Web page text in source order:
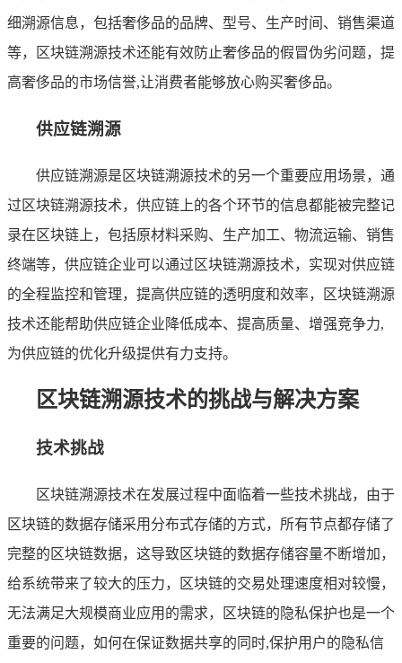
细溯源信息，包括奢侈品的品牌、型号、生产时间、销售渠道
等，区块链溯源技术还能有效防止奢侈品的假冒伪劣问题，提
高奢侈品的市场信誉,让消费者能够放心购买奢侈品。
供应链溯源
供应链溯源是区块链溯源技术的另一个重要应用场景，通
过区块链溯源技术，供应链上的各个环节的信息都能被完整记
录在区块链上，包括原材料采购、生产加工、物流运输、销售
终端等，供应链企业可以通过区块链溯源技术，实现对供应链
的全程监控和管理，提高供应链的透明度和效率，区块链溯源
技术还能帮助供应链企业降低成本、提高质量、增强竞争力,
为供应链的优化升级提供有力支持。
区块链溯源技术的挑战与解决方案
技术挑战
区块链溯源技术在发展过程中面临着一些技术挑战，由于
区块链的数据存储采用分布式存储的方式，所有节点都存储了
完整的区块链数据，这导致区块链的数据存储容量不断增加，
给系统带来了较大的压力，区块链的交易处理速度相对较慢，
无法满足大规模商业应用的需求，区块链的隐私保护也是一个
重要的问题，如何在保证数据共享的同时,保护用户的隐私信